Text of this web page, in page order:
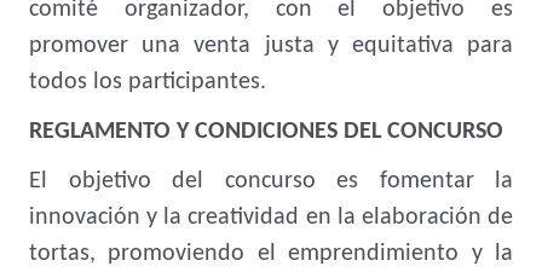
comité organizador, con el objetivo es
promover una venta justa y equitativa para
todos los participantes.
REGLAMENTO Y CONDICIONES DEL CONCURSO
El objetivo del concurso es fomentar la
innovación y la creatividad en la elaboración de
tortas, promoviendo el emprendimiento y la